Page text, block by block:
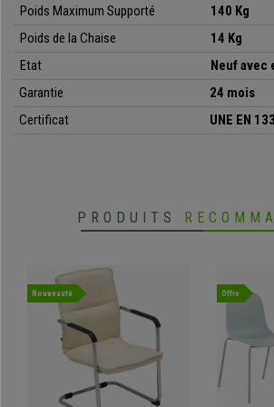
• Mécanisme d’inclinaison basculant
Poids Maximum Supporté
140 Kg
Poids de la Chaise
14 Kg
Etat
Neuf avec
Garantie
24 mois
Certificat
UNE EN
PRODUITS
Nouveauté Offre